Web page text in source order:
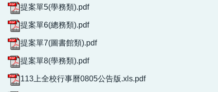
體育組專區
會計專區
提案單5(學務類).pdf
提案單6(總務類).pdf
提案單7(圖書館類).pdf
提案單8(學務類).pdf
113上全校行事曆0805公告版.xls.pdf